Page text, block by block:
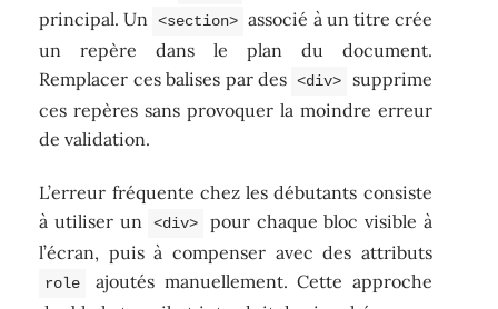
principal. Un
<section> associé à un titre crée
un repère dans le plan du document.
Remplacer ces balises par des <div>
supprime
ces repères sans provoquer la moindre erreur
de validation.
L’erreur fréquente chez les débutants consiste
à utiliser un
<div>
pour chaque bloc visible à
l’écran, puis à compenser avec des attributs
role
ajoutés manuellement. Cette approche